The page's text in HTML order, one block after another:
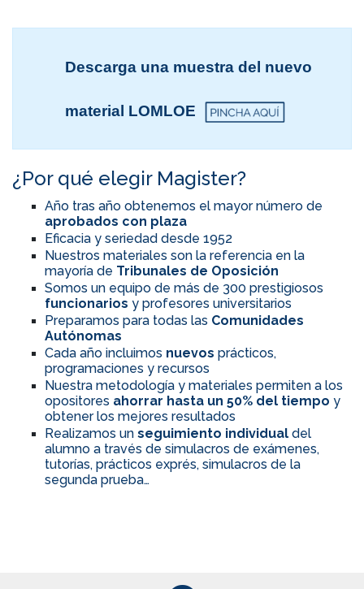
Descarga una muestra del nuevo
material LOMLOE
¿Por qué elegir Magister?
Año tras año obtenemos el mayor número de
aprobados con plaza
Eficacia y seriedad desde 1952
Nuestros materiales son la referencia en la
mayoría de Tribunales de Oposición
Somos un equipo de más de 300 prestigiosos
funcionarios y profesores universitarios
Preparamos para todas las Comunidades
Autónomas
Cada año incluimos nuevos prácticos,
programaciones y recursos
Nuestra metodología y materiales permiten a los
opositores ahorrar hasta un 50% del tiempo y
obtener los mejores resultados
Realizamos un seguimiento individual del
alumno a través de simulacros de exámenes,
tutorías, prácticos exprés, simulacros de la
segunda prueba…